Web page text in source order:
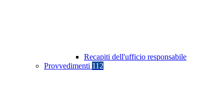
Recapiti dell'ufficio responsabile
Provvedimenti 112